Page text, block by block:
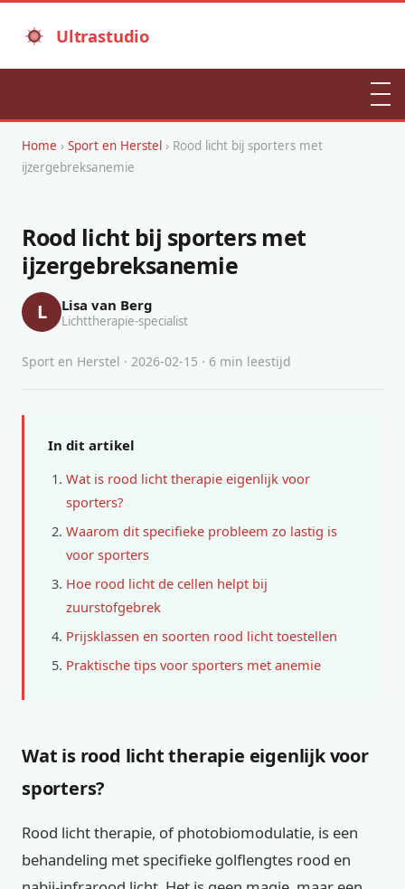
Ultrastudio
Home › Sport en Herstel › Rood licht bij sporters met
ijzergebreksanemie
Rood licht bij sporters met
ijzergebreksanemie
L Lisa van Berg
Lichttherapie-specialist
Sport en Herstel · 2026-02-15 · 6 min leestijd
In dit artikel
Wat is rood licht therapie eigenlijk voor
sporters?
Waarom dit specifieke probleem zo lastig is
voor sporters
Hoe rood licht de cellen helpt bij
zuurstofgebrek
Prijsklassen en soorten rood licht toestellen
Praktische tips voor sporters met anemie
Wat is rood licht therapie eigenlijk voor
sporters?
Rood licht therapie, of photobiomodulatie, is een
behandeling met specifieke golflengtes rood en